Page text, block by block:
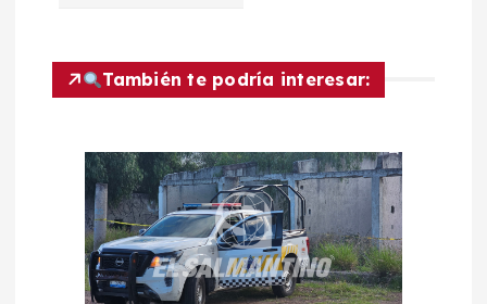
d
También te podría interesar: